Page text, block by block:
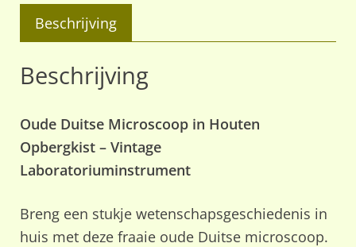
Beschrijving
Beschrijving
Oude Duitse Microscoop in Houten
Opbergkist – Vintage
Laboratoriuminstrument
Breng een stukje wetenschapsgeschiedenis in
huis met deze fraaie oude Duitse microscoop.